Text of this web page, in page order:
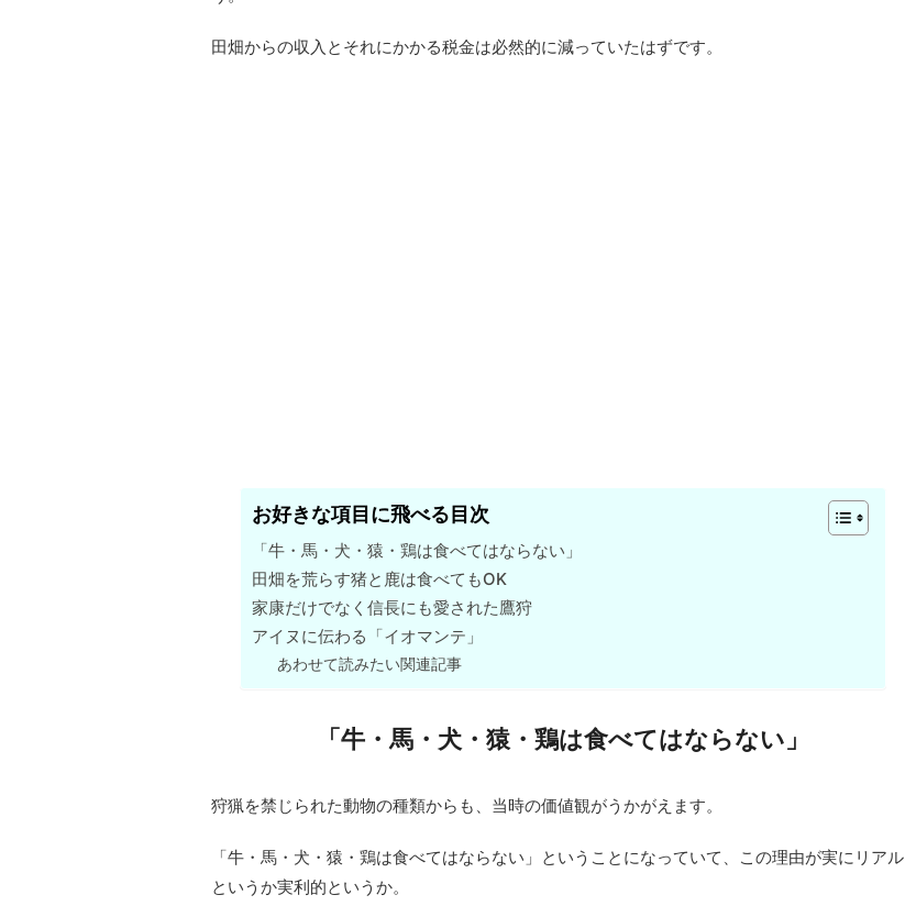
田畑からの収入とそれにかかる税金は必然的に減っていたはずです。
お好きな項目に飛べる目次
「牛・馬・犬・猿・鶏は食べてはならない」
田畑を荒らす猪と鹿は食べてもOK
家康だけでなく信長にも愛された鷹狩
アイヌに伝わる「イオマンテ」
あわせて読みたい関連記事
「牛・馬・犬・猿・鶏は食べてはならない」
狩猟を禁じられた動物の種類からも、当時の価値観がうかがえます。
「牛・馬・犬・猿・鶏は食べてはならない」ということになっていて、この理由が実にリアル
というか実利的というか。